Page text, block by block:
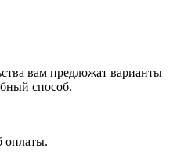
вам предложат варианты
способ.
оплаты.